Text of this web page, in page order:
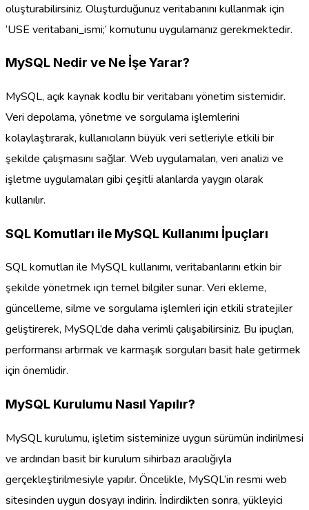
oluşturabilirsiniz. Oluşturduğunuz veritabanını kullanmak için
‘USE veritabani_ismi;’ komutunu uygulamanız gerekmektedir.
MySQL Nedir ve Ne İşe Yarar?
MySQL, açık kaynak kodlu bir veritabanı yönetim sistemidir.
Veri depolama, yönetme ve sorgulama işlemlerini
kolaylaştırarak, kullanıcıların büyük veri setleriyle etkili bir
şekilde çalışmasını sağlar. Web uygulamaları, veri analizi ve
işletme uygulamaları gibi çeşitli alanlarda yaygın olarak
kullanılır.
SQL Komutları ile MySQL Kullanımı İpuçları
SQL komutları ile MySQL kullanımı, veritabanlarını etkin bir
şekilde yönetmek için temel bilgiler sunar. Veri ekleme,
güncelleme, silme ve sorgulama işlemleri için etkili stratejiler
geliştirerek, MySQL’de daha verimli çalışabilirsiniz. Bu ipuçları,
performansı artırmak ve karmaşık sorguları basit hale getirmek
için önemlidir.
MySQL Kurulumu Nasıl Yapılır?
MySQL kurulumu, işletim sisteminize uygun sürümün indirilmesi
ve ardından basit bir kurulum sihirbazı aracılığıyla
gerçekleştirilmesiyle yapılır. Öncelikle, MySQL’in resmi web
sitesinden uygun dosyayı indirin. İndirdikten sonra, yükleyici